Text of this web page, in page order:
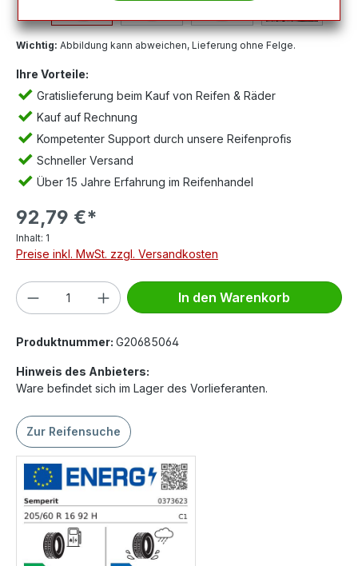
Wichtig: Abbildung kann abweichen, Lieferung ohne Felge.
Ihre Vorteile:
Gratislieferung beim Kauf von Reifen & Räder
Kauf auf Rechnung
Kompetenter Support durch unsere Reifenprofis
Schneller Versand
Über 15 Jahre Erfahrung im Reifenhandel
92,79 €*
Inhalt: 1
Preise inkl. MwSt. zzgl. Versandkosten
Produkt Anzahl: Gib den gewünschten
In den Warenkorb
Produktnummer: G20685064
Hinweis des Anbieters:
Ware befindet sich im Lager des Vorlieferanten.
Zur Reifensuche